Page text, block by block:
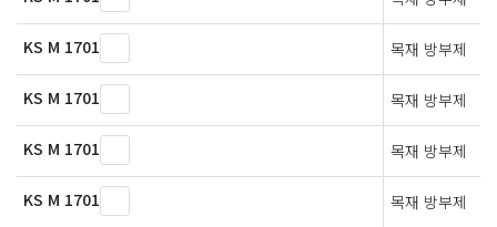
KS M 1701 목재 방부제
KS M 1701 목재 방부제
KS M 1701 목재 방부제
KS M 1701 목재 방부제